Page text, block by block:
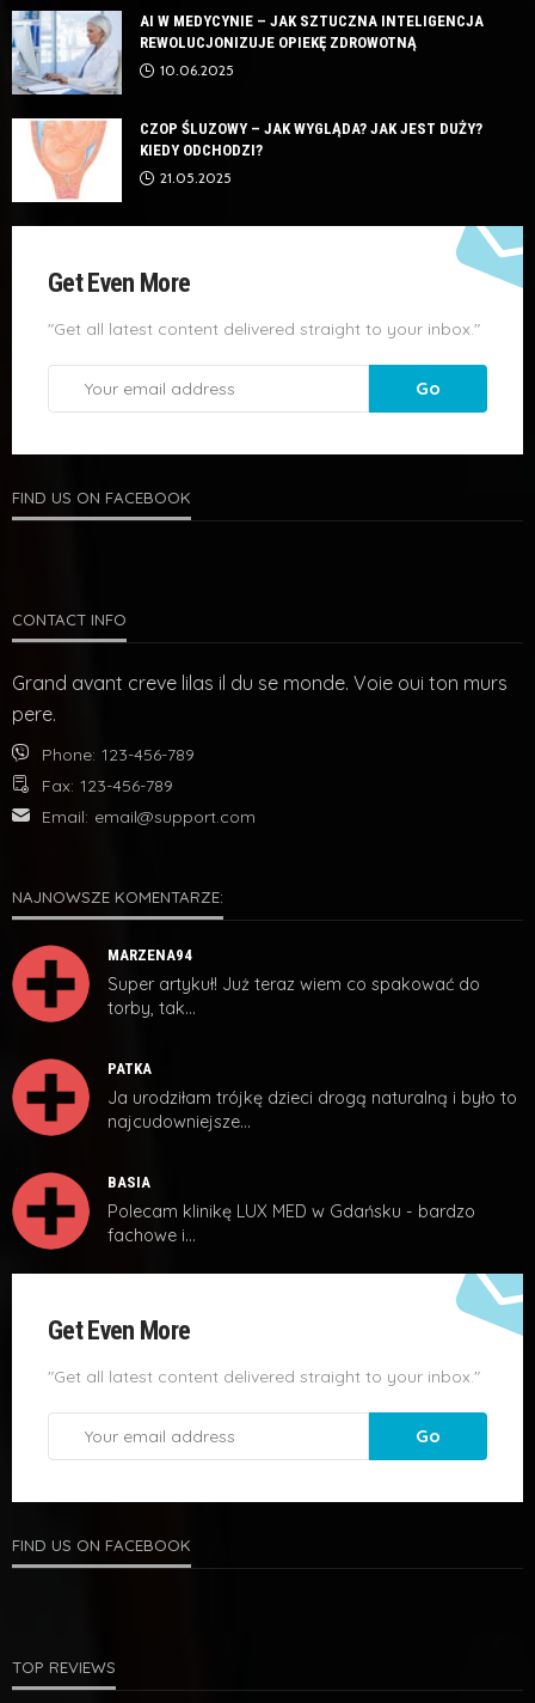
AI W MEDYCYNIE – JAK SZTUCZNA INTELIGENCJA
REWOLUCJONIZUJE OPIEKĘ ZDROWOTNĄ
10.06.2025
CZOP ŚLUZOWY – JAK WYGLĄDA? JAK JEST DUŻY?
KIEDY ODCHODZI?
21.05.2025
Get Even More
"Get all latest content delivered straight to your inbox."
FIND US ON FACEBOOK
CONTACT INFO
Grand avant creve lilas il du se monde. Voie oui ton murs
pere.
Phone: 123-456-789
Fax: 123-456-789
Email: email@support.com
NAJNOWSZE KOMENTARZE:
MARZENA94
Super artykuł! Już teraz wiem co spakować do
torby, tak…
PATKA
Ja urodziłam trójkę dzieci drogą naturalną i było to
najcudowniejsze…
BASIA
Polecam klinikę LUX MED w Gdańsku - bardzo
fachowe i…
Get Even More
"Get all latest content delivered straight to your inbox."
FIND US ON FACEBOOK
TOP REVIEWS